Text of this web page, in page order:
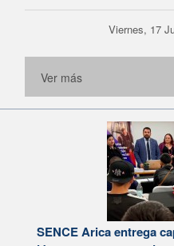
Viernes, 17
Ver más
SENCE Arica entrega